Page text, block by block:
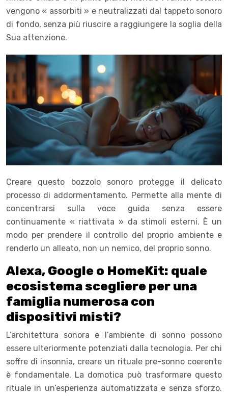
vengono « assorbiti » e neutralizzati dal tappeto sonoro
di fondo, senza più riuscire a raggiungere la soglia della
Sua attenzione.
Creare questo bozzolo sonoro protegge il delicato
processo di addormentamento. Permette alla mente di
concentrarsi sulla voce guida senza essere
continuamente « riattivata » da stimoli esterni. È un
modo per prendere il controllo del proprio ambiente e
renderlo un alleato, non un nemico, del proprio sonno.
Alexa, Google o HomeKit: quale
ecosistema scegliere per una
famiglia numerosa con
dispositivi misti?
L’architettura sonora e l’ambiente di sonno possono
essere ulteriormente potenziati dalla tecnologia. Per chi
soffre di insonnia, creare un rituale pre-sonno coerente
è fondamentale. La domotica può trasformare questo
rituale in un’esperienza automatizzata e senza sforzo.